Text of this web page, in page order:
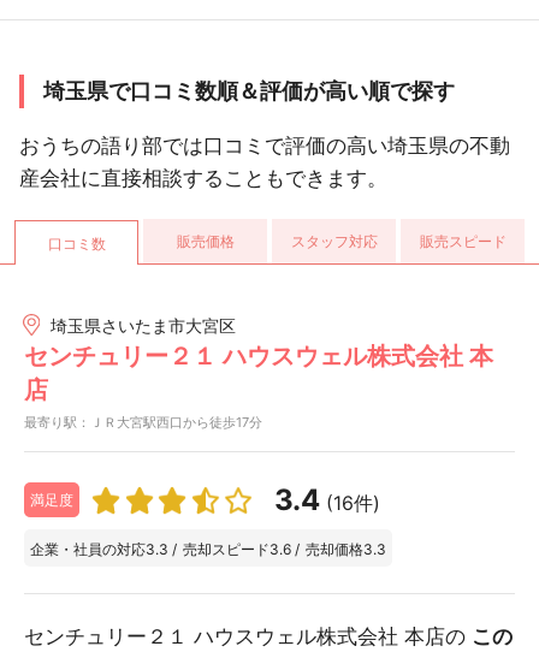
埼玉県で口コミ数順＆評価が高い順で探す
おうちの語り部では口コミで評価の高い埼玉県の不動
産会社に直接相談することもできます。
口コミ数 販売価格 スタッフ対応 販売スピード
埼玉県さいたま市大宮区
センチュリー２１ ハウスウェル株式会社 本
店
最寄り駅：ＪＲ大宮駅西口から徒歩17分
満足度 3.4 (16件)
企業・社員の対応3.3 / 売却スピード3.6 / 売却価格3.3
センチュリー２１ ハウスウェル株式会社 本店の この